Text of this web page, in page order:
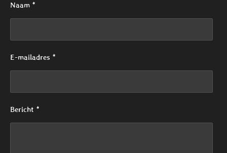
Naam *
E-mailadres *
Bericht *